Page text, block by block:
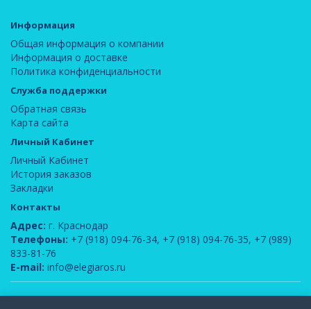
Информация
Общая информация о компании
Информация о доставке
Политика конфиденциальности
Служба поддержки
Обратная связь
Карта сайта
Личный Кабинет
Личный Кабинет
История заказов
Закладки
Контакты
Адрес: г. Краснодар
Телефоны: +7 (918) 094-76-34, +7 (918) 094-76-35, +7 (989)
833-81-76
E-mail: info@elegiaros.ru